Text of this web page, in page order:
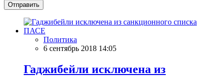
Отправить
Политика
6 сентябрь 2018 14:05
Гаджибейли исключена из